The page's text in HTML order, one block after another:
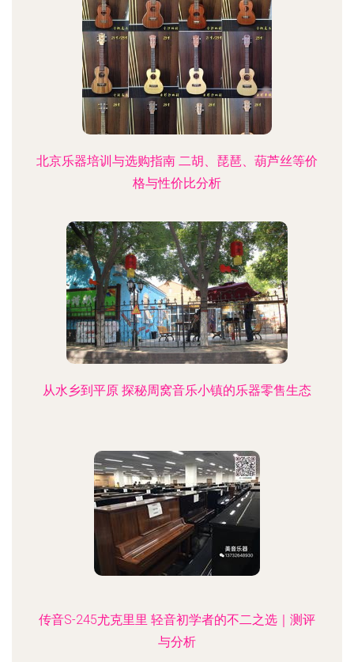
北京乐器培训与选购指南 二胡、琵琶、葫芦丝等价
格与性价比分析
从水乡到平原 探秘周窝音乐小镇的乐器零售生态
传音S-245尤克里里 轻音初学者的不二之选｜测评
与分析